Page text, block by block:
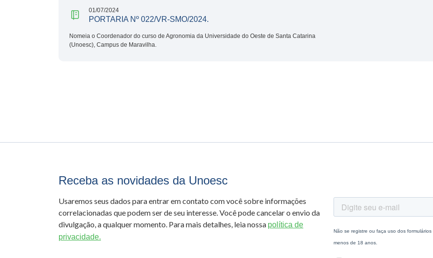
01/07/2024
PORTARIA Nº 022/VR-SMO/2024.
Nomeia o Coordenador do curso de Agronomia da Universidade do Oeste de Santa Catarina
(Unoesc), Campus de Maravilha.
Receba as novidades da Unoesc
Usaremos seus dados para entrar em contato com você sobre informações
correlacionadas que podem ser de seu interesse. Você pode cancelar o envio da
divulgação, a qualquer momento. Para mais detalhes, leia nossa política de
privacidade.